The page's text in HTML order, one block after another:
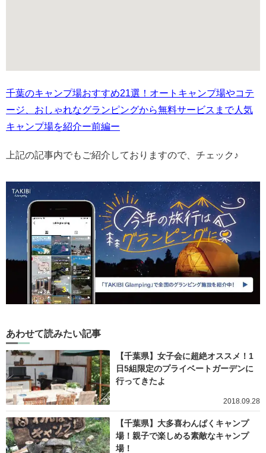
千葉のキャンプ場おすすめ21選！オートキャンプ場やコテ
ージ、おしゃれなグランピングから無料サービスまで人気
キャンプ場を紹介ー前編ー
上記の記事内でもご紹介しておりますので、チェック♪
あわせて読みたい記事
【千葉県】女子会に超絶オススメ！1
日5組限定のプライベートガーデンに
行ってきたよ
2018.09.28
【千葉県】大多喜わんぱくキャンプ
場！親子で楽しめる素敵なキャンプ
場！